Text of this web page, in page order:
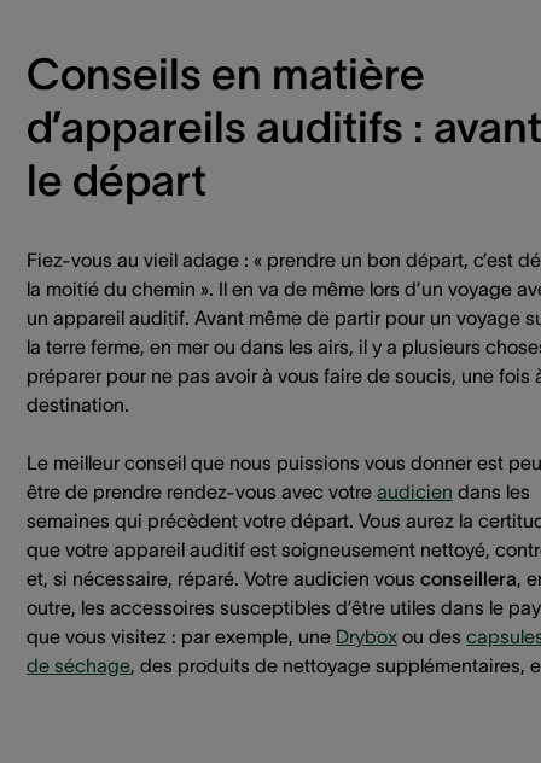
Conseils en matière
d’appareils auditifs : avant
le départ
Fiez-vous au vieil adage : « prendre un bon départ, c’est
la moitié du chemin ». Il en va de même lors d’un voyage
un appareil auditif. Avant même de partir pour un voyage
la terre ferme, en mer ou dans les airs, il y a plusieurs
préparer pour ne pas avoir à vous faire de soucis, une fois
destination.
Le meilleur conseil que nous puissions vous donner est
être de prendre rendez-vous avec votre audicien dans les
semaines qui précèdent votre départ. Vous aurez la
que votre appareil auditif est soigneusement nettoyé,
et, si nécessaire, réparé. Votre audicien vous conseillera,
outre, les accessoires susceptibles d’être utiles dans le
que vous visitez : par exemple, une Drybox ou des
de séchage, des produits de nettoyage supplémentaires,